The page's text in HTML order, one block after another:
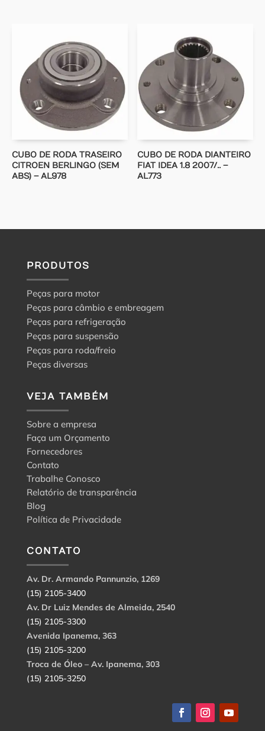
CUBO DE RODA TRASEIRO
CITROEN BERLINGO (SEM
ABS) – AL978
CUBO DE RODA DIANTEIRO
FIAT IDEA 1.8 2007/.. –
AL773
PRODUTOS
Peças para motor
Peças para câmbio e embreagem
Peças para refrigeração
Peças para suspensão
Peças para roda/freio
Peças diversas
VEJA TAMBÉM
Sobre a empresa
Faça um Orçamento
Fornecedores
Contato
Trabalhe Conosco
Relatório de transparência
Blog
Política de Privacidade
CONTATO
Av. Dr. Armando Pannunzio, 1269
(15) 2105-3400
Av. Dr Luiz Mendes de Almeida, 2540
(15) 2105-3300
Avenida Ipanema, 363
(15) 2105-3200
Troca de Óleo – Av. Ipanema, 303
(15) 2105-3250